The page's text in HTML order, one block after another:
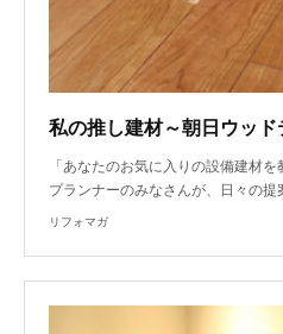
「あなたのお気に入りの設備建材
プランナーのみなさんが、日々の
リフォマガ